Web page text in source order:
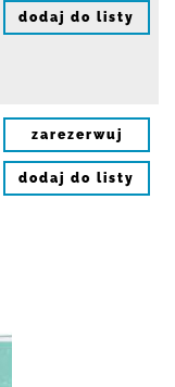
dodaj do listy
zarezerwuj
dodaj do listy